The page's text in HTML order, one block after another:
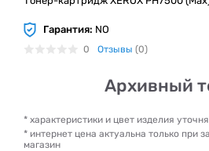
Гарантия: NO
0 Отзывы (0)
Архивный
* характеристики и цвет изделия
* интернет цена актуальна только при
магазин